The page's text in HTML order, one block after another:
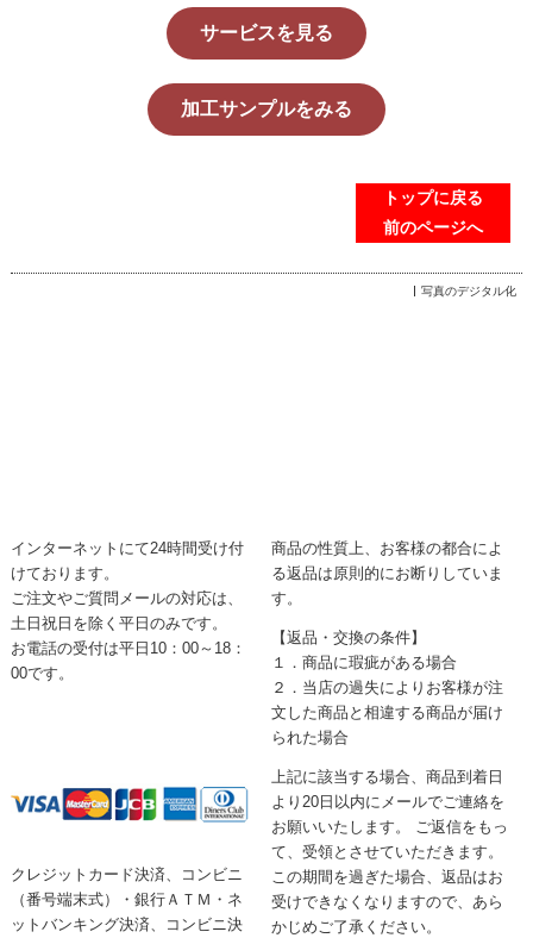
サービスを見る
加工サンプルをみる
トップに戻る
前のページへ
写真のデジタル化
インターネットにて24時間受け付
けております。
ご注文やご質問メールの対応は、
土日祝日を除く平日のみです。
お電話の受付は平日10：00～18：
00です。
クレジットカード決済、コンビニ
（番号端末式）・銀行ＡＴＭ・ネ
ットバンキング決済、コンビニ決
商品の性質上、お客様の都合によ
る返品は原則的にお断りしていま
す。
【返品・交換の条件】
１．商品に瑕疵がある場合
２．当店の過失によりお客様が注
文した商品と相違する商品が届け
られた場合
上記に該当する場合、商品到着日
より20日以内にメールでご連絡を
お願いいたします。 ご返信をもっ
て、受領とさせていただきます。
この期間を過ぎた場合、返品はお
受けできなくなりますので、あら
かじめご了承ください。